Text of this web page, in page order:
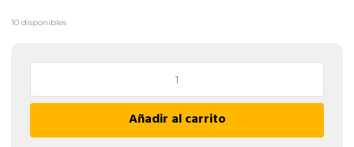
10 disponibles
de
Sorbalok
Añadir al carrito